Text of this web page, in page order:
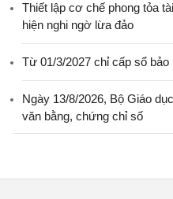
Thiết lập cơ chế phong tỏa
hiện nghi ngờ lừa đảo
Từ 01/3/2027 chỉ cấp sổ
Ngày 13/8/2026, Bộ Giáo
văn bằng, chứng chỉ số